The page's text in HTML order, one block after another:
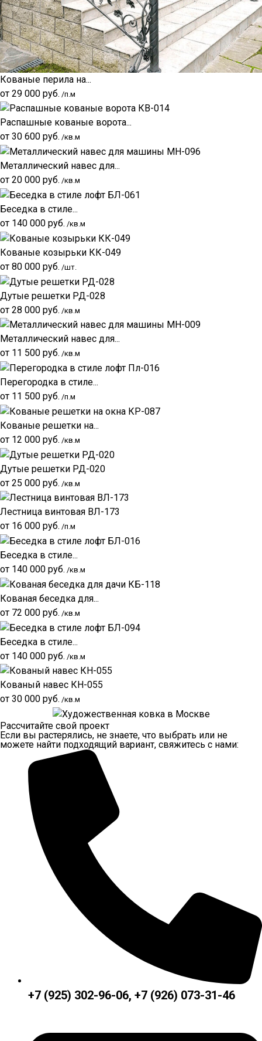
Кованые перила на...
от 29 000 руб. /п.м
Распашные кованые ворота...
от 30 600 руб. /кв.м
Металлический навес для...
от 20 000 руб. /кв.м
Беседка в стиле...
от 140 000 руб. /кв.м
Кованые козырьки КК-049
от 80 000 руб. /шт.
Дутые решетки РД-028
от 28 000 руб. /кв.м
Металлический навес для...
от 11 500 руб. /кв.м
Перегородка в стиле...
от 11 500 руб. /п.м
Кованые решетки на...
от 12 000 руб. /кв.м
Дутые решетки РД-020
от 25 000 руб. /кв.м
Лестница винтовая ВЛ-173
от 16 000 руб. /п.м
Беседка в стиле...
от 140 000 руб. /кв.м
Кованая беседка для...
от 72 000 руб. /кв.м
Беседка в стиле...
от 140 000 руб. /кв.м
Кованый навес КН-055
от 30 000 руб. /кв.м
Рассчитайте свой проект
Если вы растерялись, не знаете, что выбрать или не
можете найти подходящий вариант, свяжитесь с нами:
+7 (925) 302-96-06, +7 (926) 073-31-46